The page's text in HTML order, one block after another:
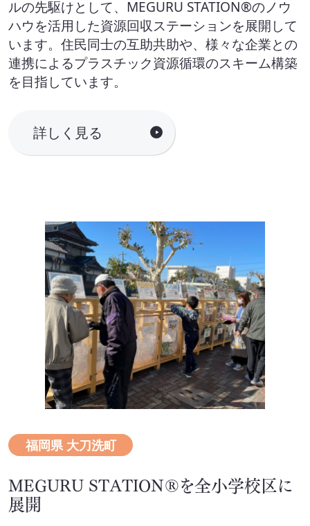
ルの先駆けとして、MEGURU STATION®のノウ
ハウを活用した資源回収ステーションを展開して
います。住民同士の互助共助や、様々な企業との
連携によるプラスチック資源循環のスキーム構築
を目指しています。
詳しく見る
福岡県 大刀洗町
MEGURU STATION®を全小学校区に
展開